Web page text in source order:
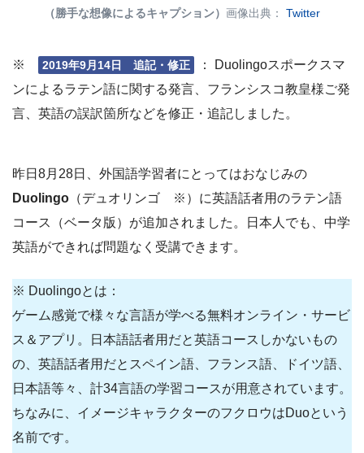
（勝手な想像によるキャプション） 画像出典： Twitter
※ 2019年9月14日 追記・修正
： Duolingoスポークスマ
ンによるラテン語に関する発言、フランシスコ教皇様ご発
言、英語の誤訳箇所などを修正・追記しました。
昨日8月28日、外国語学習者にとってはおなじみの
Duolingo （デュオリンゴ ※）に英語話者用のラテン語
コース（ベータ版）が追加されました。日本人でも、中学
英語ができれば問題なく受講できます。
※ Duolingoとは：
ゲーム感覚で様々な言語が学べる無料オンライン・サービ
ス＆アプリ。日本語話者用だと英語コースしかないもの
の、英語話者用だとスペイン語、フランス語、ドイツ語、
日本語等々、計34言語の学習コースが用意されています。
ちなみに、イメージキャラクターのフクロウはDuoという
名前です。